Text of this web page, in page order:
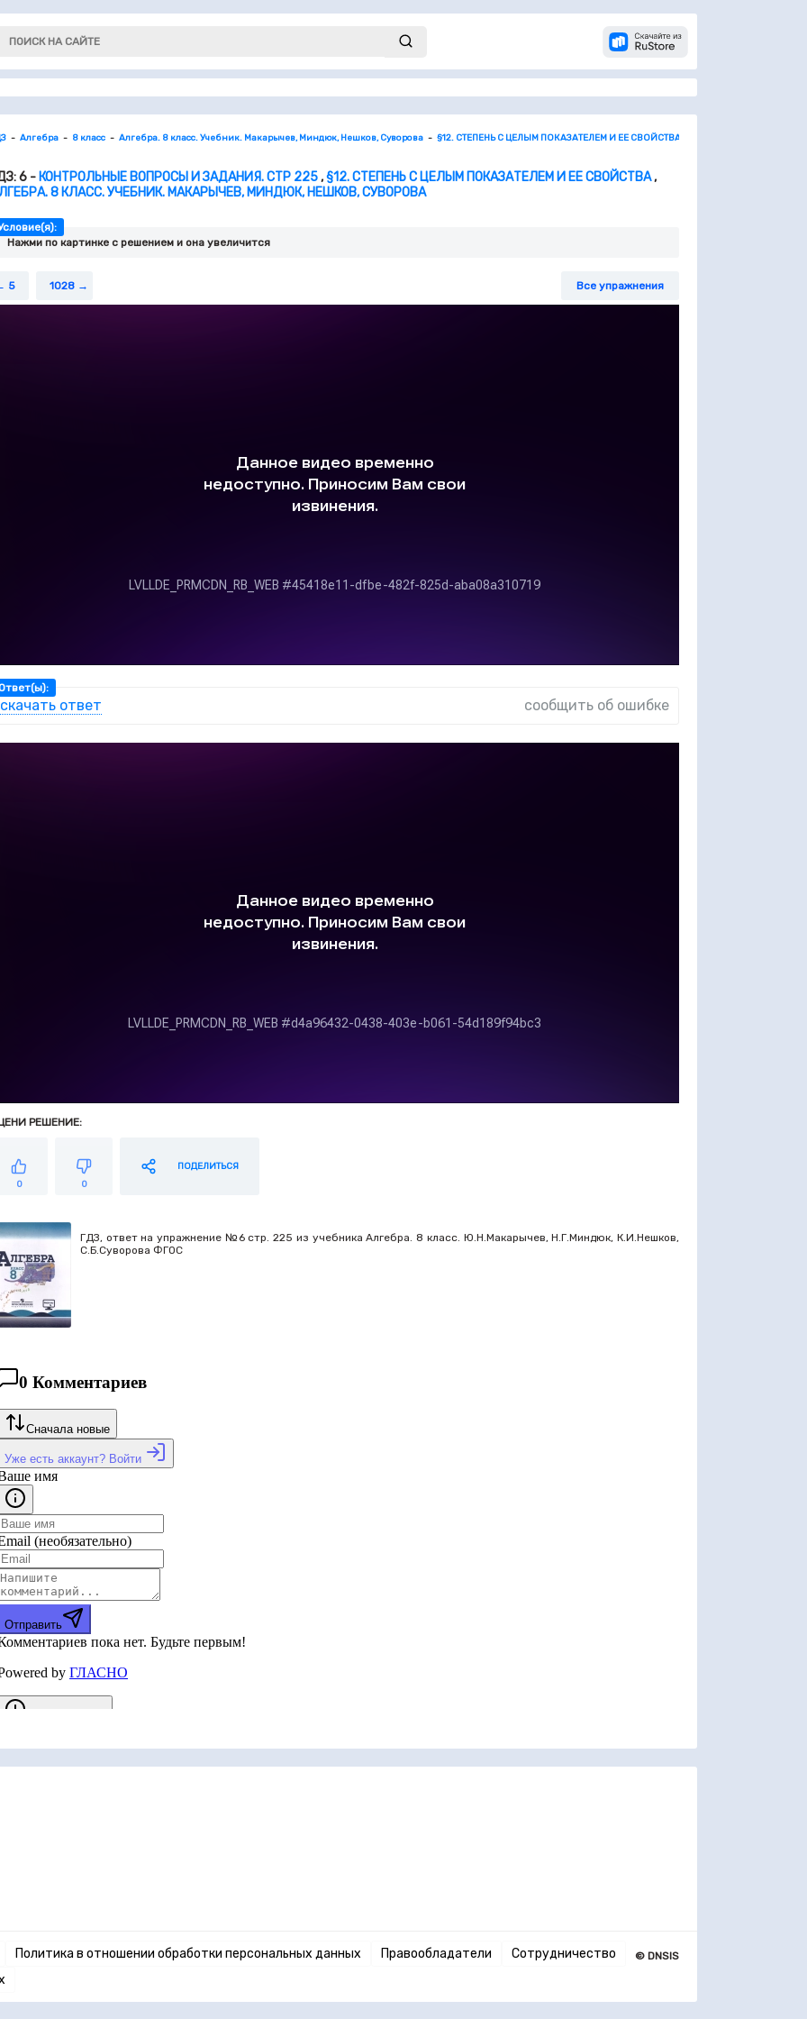
Алгебра 8 класс Алгебра. 8 класс. Учебник. Макарычев, Миндюк, Нешков, Суворова §12. СТЕПЕНЬ С ЦЕЛЫМ ПОКАЗАТЕЛЕМ И ЕЕ СВОЙСТВА
6 - КОНТРОЛЬНЫЕ ВОПРОСЫ И ЗАДАНИЯ. СТР 225,§12. СТЕПЕНЬ С ЦЕЛЫМ ПОКАЗАТЕЛЕМ И ЕЕ СВОЙСТВА,
8 КЛАСС. УЧЕБНИК. МАКАРЫЧЕВ, МИНДЮК, НЕШКОВ, СУВОРОВА
Нажми по картинке c решением и она увеличится
5 1028 Все упражнения
скачать ответ сообщить об ошибке
РЕШЕНИЕ:
0 0
ПОДЕЛИТЬСЯ
ГДЗ, ответ на упражнение №6 стр. 225 из учебника Алгебра. 8 класс. Ю.Н.Макарычев, Н.Г.Миндюк, К.И.Нешков,
С.Б.Суворова ФГОС
Политика в отношении обработки персональных данных Правообладатели
Сотрудничество
© DNSIS